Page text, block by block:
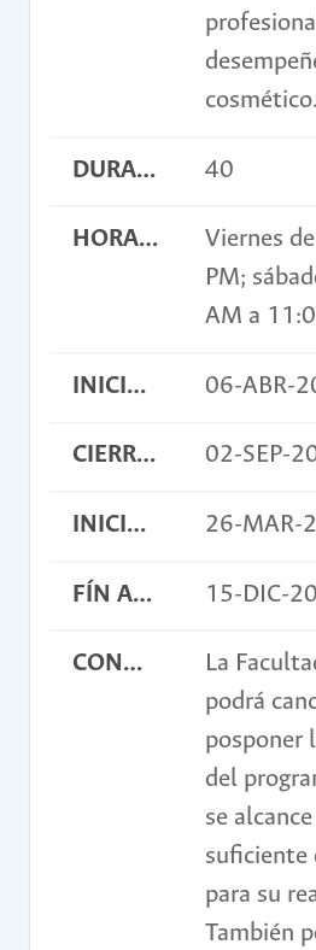
cosmético.
DURACIÓN EN HORAS 40
HORARIO
Viernes
PM;
AM a
INICIO INSCRIPCIONES 06-ABR-
CIERRE INSCRIPCIONES 02-SEP-
INICIO ACTIVIDAD 26-MAR-
FÍN ACTIVIDAD 15-DIC-
CONDICIONES
La
podrá
posponer
del
se
suficiente
para su
También